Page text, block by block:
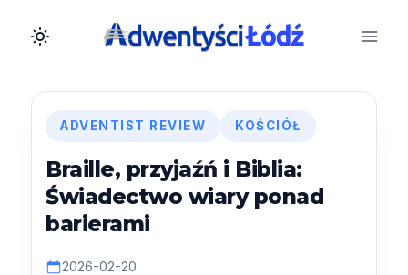
ADVENTIST REVIEW KOŚCIÓŁ
Braille, przyjaźń i Biblia:
Świadectwo wiary ponad
barierami
2026-02-20